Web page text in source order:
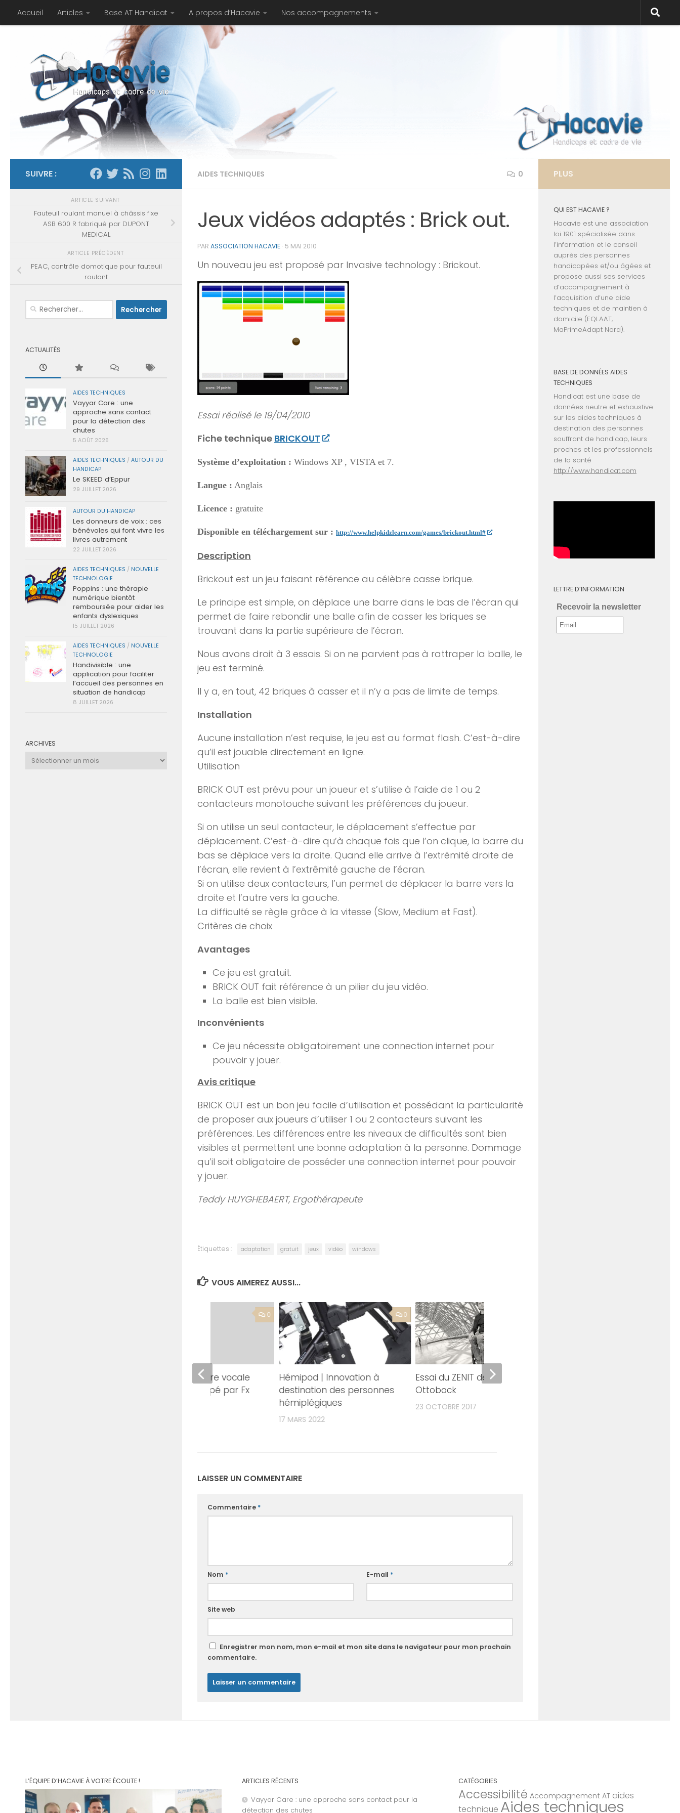
Au dessous du contenu
Accueil Articles Base AT Handicat A propos d’Hacavie Nos accompagnements
AIDES TECHNIQUES 0
Jeux vidéos adaptés : Brick out.
PAR ASSOCIATION HACAVIE · 5 MAI 2010
Un nouveau jeu est proposé par Invasive technology : Brickout.
Essai réalisé le 19/04/2010
Fiche technique BRICKOUT
Système d’exploitation : Windows XP , VISTA et 7.
Langue : Anglais
Licence : gratuite
Disponible en téléchargement sur : http://www.helpkidzlearn.com/games/brickout.html#
Description
Brickout est un jeu faisant référence au célèbre casse brique.
Le principe est simple, on déplace une barre dans le bas de l’écran qui
permet de faire rebondir une balle afin de casser les briques se
trouvant dans la partie supérieure de l’écran.
Nous avons droit à 3 essais. Si on ne parvient pas à rattraper la balle, le
jeu est terminé.
Il y a, en tout, 42 briques à casser et il n’y a pas de limite de temps.
Installation
Aucune installation n’est requise, le jeu est au format flash. C’est-à-dire
qu’il est jouable directement en ligne.
Utilisation
BRICK OUT est prévu pour un joueur et s’utilise à l’aide de 1 ou 2
contacteurs monotouche suivant les préférences du joueur.
Si on utilise un seul contacteur, le déplacement s’effectue par
déplacement. C’est-à-dire qu’à chaque fois que l’on clique, la barre du
bas se déplace vers la droite. Quand elle arrive à l’extrêmité droite de
l’écran, elle revient à l’extrêmité gauche de l’écran.
Si on utilise deux contacteurs, l’un permet de déplacer la barre vers la
droite et l’autre vers la gauche.
La difficulté se règle grâce à la vitesse (Slow, Medium et Fast).
Critères de choix
Avantages
Ce jeu est gratuit.
BRICK OUT fait référence à un pilier du jeu vidéo.
La balle est bien visible.
Inconvénients
Ce jeu nécessite obligatoirement une connection internet pour
pouvoir y jouer.
Avis critique
BRICK OUT est un bon jeu facile d’utilisation et possédant la particularité
de proposer aux joueurs d’utiliser 1 ou 2 contacteurs suivant les
préférences. Les différences entre les niveaux de difficultés sont bien
visibles et permettent une bonne adaptation à la personne. Dommage
qu’il soit obligatoire de posséder une connection internet pour pouvoir
y jouer.
Teddy HUYGHEBAERT, Ergothérapeute
Étiquettes : adaptation gratuit jeux vidéo windows
VOUS AIMEREZ AUSSI...
0
Hémipod | Innovation à
destination des personnes
hémiplégiques
17 MARS 2022
Essai du ZENIT de chez
Ottobock
23 OCTOBRE 2017
0
Logiciel de lecture vocale
ORATO développé par Fx
LAISSER UN COMMENTAIRE
Commentaire *
Nom * E-mail *
Site web
Enregistrer mon nom, mon e-mail et mon site dans le navigateur pour mon prochain
commentaire.
SUIVRE :
ARTICLE SUIVANT
Fauteuil roulant manuel à châssis fixe
ASB 600 R fabriqué par DUPONT
MEDICAL
ARTICLE PRÉCÉDENT
PEAC, contrôle domotique pour fauteuil
roulant
Rechercher :
ACTUALITÉS
AIDES TECHNIQUES
Vayyar Care : une
approche sans contact
pour la détection des
chutes
5 AOÛT 2026
AIDES TECHNIQUES / AUTOUR DU
HANDICAP
Le SKEED d’Eppur
29 JUILLET 2026
AUTOUR DU HANDICAP
Les donneurs de voix : ces
bénévoles qui font vivre les
livres autrement
22 JUILLET 2026
AIDES TECHNIQUES / NOUVELLE
TECHNOLOGIE
Poppins : une thérapie
numérique bientôt
remboursée pour aider les
enfants dyslexiques
15 JUILLET 2026
AIDES TECHNIQUES / NOUVELLE
TECHNOLOGIE
Handivisible : une
application pour faciliter
l’accueil des personnes en
situation de handicap
8 JUILLET 2026
ARCHIVES
Archives
PLUS
QUI EST HACAVIE ?
Hacavie est une association
loi 1901 spécialisée dans
l’information et le conseil
auprès des personnes
handicapées et/ou âgées et
propose aussi ses services
d’accompagnement à
l’acquisition d’une aide
techniques et de maintien à
domicile (EQLAAT,
MaPrimeAdapt Nord).
BASE DE DONNÉES AIDES
TECHNIQUES
Handicat est une base de
données neutre et exhaustive
sur les aides techniques à
destination des personnes
souffrant de handicap, leurs
proches et les professionnels
de la santé
http://www.handicat.com
LETTRE D’INFORMATION
Recevoir la newsletter
L’ÉQUIPE D’HACAVIE À VOTRE ÉCOUTE ! ARTICLES RÉCENTS
Vayyar Care : une approche sans contact pour la
détection des chutes
CATÉGORIES
Accessibilité Accompagnement AT aides
technique Aides techniques